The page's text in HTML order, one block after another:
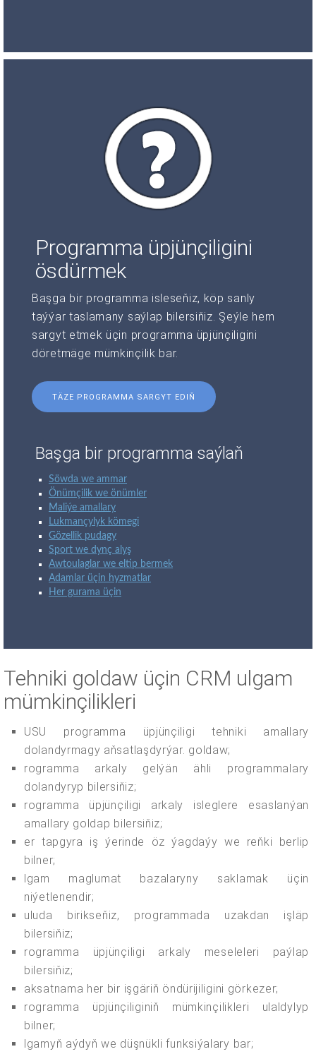
Programma üpjünçiligini
ösdürmek
Başga bir programma isleseňiz, köp sanly
taýýar taslamany saýlap bilersiňiz. Şeýle hem
sargyt etmek üçin programma üpjünçiligini
döretmäge mümkinçilik bar.
TÄZE PROGRAMMA SARGYT EDIŇ
Başga bir programma saýlaň
Söwda we ammar
Önümçilik we önümler
Maliýe amallary
Lukmançylyk kömegi
Gözellik pudagy
Sport we dynç alyş
Awtoulaglar we eltip bermek
Adamlar üçin hyzmatlar
Her gurama üçin
Tehniki goldaw üçin CRM ulgam
mümkinçilikleri
USU programma üpjünçiligi tehniki amallary
dolandyrmagy aňsatlaşdyrýar. goldaw;
rogramma arkaly gelýän ähli programmalary
dolandyryp bilersiňiz;
rogramma üpjünçiligi arkaly isleglere esaslanýan
amallary goldap bilersiňiz;
er tapgyra iş ýerinde öz ýagdaýy we reňki berlip
bilner;
lgam maglumat bazalaryny saklamak üçin
niýetlenendir;
uluda birikseňiz, programmada uzakdan işläp
bilersiňiz;
rogramma üpjünçiligi arkaly meseleleri paýlap
bilersiňiz;
aksatnama her bir işgäriň öndürijiligini görkezer;
rogramma üpjünçiliginiň mümkinçilikleri ulaldylyp
bilner;
lgamyň aýdyň we düşnükli funksiýalary bar;